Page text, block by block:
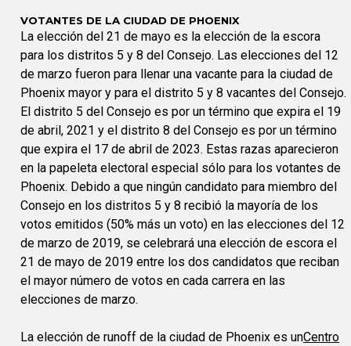
VOTANTES DE LA CIUDAD DE PHOENIX
La elección del 21 de mayo es la elección de la escora
para los distritos 5 y 8 del Consejo. Las elecciones del 12
de marzo fueron para llenar una vacante para la ciudad de
Phoenix mayor y para el distrito 5 y 8 vacantes del Consejo.
El distrito 5 del Consejo es por un término que expira el 19
de abril, 2021 y el distrito 8 del Consejo es por un término
que expira el 17 de abril de 2023. Estas razas aparecieron
en la papeleta electoral especial sólo para los votantes de
Phoenix. Debido a que ningún candidato para miembro del
Consejo en los distritos 5 y 8 recibió la mayoría de los
votos emitidos (50% más un voto) en las elecciones del 12
de marzo de 2019, se celebrará una elección de escora el
21 de mayo de 2019 entre los dos candidatos que reciban
el mayor número de votos en cada carrera en las
elecciones de marzo.
La elección de runoff de la ciudad de Phoenix es unCentro